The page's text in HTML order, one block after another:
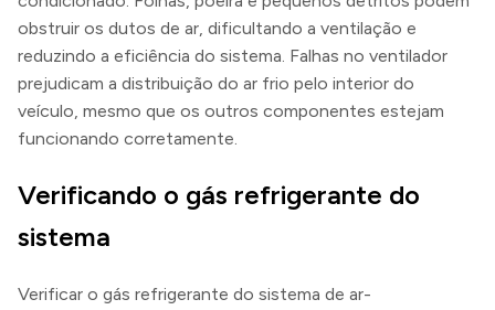
obstruir os dutos de ar, dificultando a ventilação e
reduzindo a eficiência do sistema. Falhas no ventilador
prejudicam a distribuição do ar frio pelo interior do
veículo, mesmo que os outros componentes estejam
funcionando corretamente.
Verificando o gás refrigerante do
sistema
Verificar o gás refrigerante do sistema de ar-